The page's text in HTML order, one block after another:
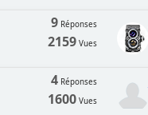
9Réponses
2159Vues
4Réponses
1600Vues